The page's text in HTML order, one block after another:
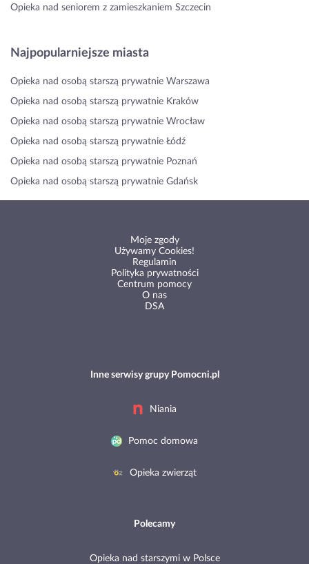
Opieka nad seniorem z zamieszkaniem Szczecin
Najpopularniejsze miasta
Opieka nad osobą starszą prywatnie Warszawa
Opieka nad osobą starszą prywatnie Kraków
Opieka nad osobą starszą prywatnie Wrocław
Opieka nad osobą starszą prywatnie Łódź
Opieka nad osobą starszą prywatnie Poznań
Opieka nad osobą starszą prywatnie Gdańsk
Moje zgody
Używamy Cookies!
Regulamin
Polityka prywatności
Centrum pomocy
O nas
DSA
Inne serwisy grupy Pomocni.pl
Niania
Pomoc domowa
Opieka zwierząt
Polecamy
Opieka nad starszymi w Polsce